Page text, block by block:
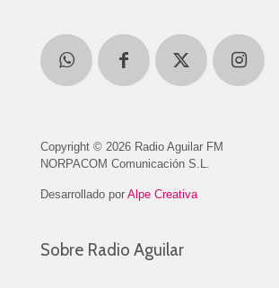
Copyright © 2026 Radio Aguilar FM
NORPACOM Comunicación S.L.
Desarrollado por Alpe Creativa
Sobre Radio Aguilar